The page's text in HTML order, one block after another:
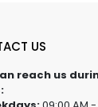
US
reach us